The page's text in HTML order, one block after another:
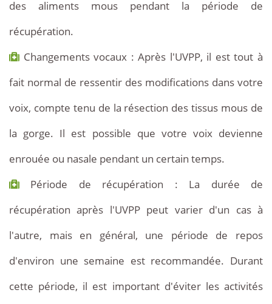
des aliments mous pendant la période de
récupération.
Changements vocaux : Après l'UVPP, il est tout à
fait normal de ressentir des modifications dans votre
voix, compte tenu de la résection des tissus mous de
la gorge. Il est possible que votre voix devienne
enrouée ou nasale pendant un certain temps.
Période de récupération : La durée de
récupération après l'UVPP peut varier d'un cas à
l'autre, mais en général, une période de repos
d'environ une semaine est recommandée. Durant
cette période, il est important d'éviter les activités